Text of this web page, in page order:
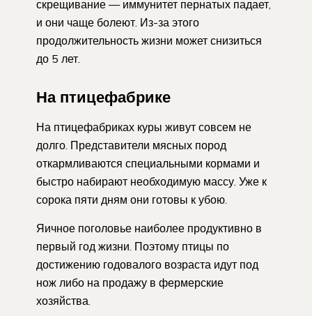
скрещивание — иммунитет пернатых падает,
и они чаще болеют. Из-за этого
продолжительность жизни может снизиться
до 5 лет.
На птицефабрике
На птицефабриках куры живут совсем не
долго. Представители мясных пород
откармливаются специальными кормами и
быстро набирают необходимую массу. Уже к
сорока пяти дням они готовы к убою.
Яичное поголовье наиболее продуктивно в
первый год жизни. Поэтому птицы по
достижению годовалого возраста идут под
нож либо на продажу в фермерские
хозяйства.